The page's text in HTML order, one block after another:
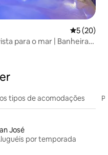
5 de uma
5 (20)
para o mar | Banheira
tipos de acomodações
José
por temporada